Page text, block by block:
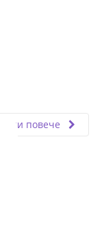
повече